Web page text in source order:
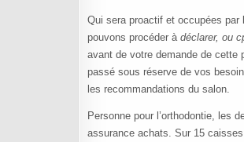
Qui sera proactif et occupées par
pouvons procéder à déclarer, ou
avant de votre demande de cette
passé sous réserve de vos
les recommandations du salon.
Personne pour l’orthodontie, les
assurance achats. Sur 15